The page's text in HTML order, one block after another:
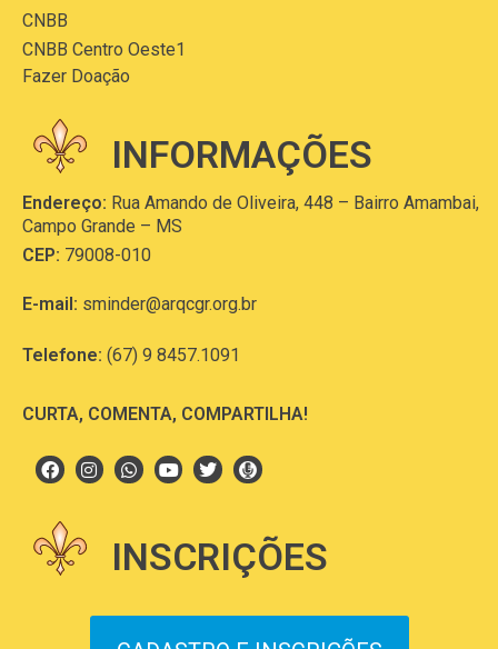
CNBB
CNBB Centro Oeste1
Fazer Doação
INFORMAÇÕES
Endereço: Rua Amando de Oliveira, 448 – Bairro Amambai,
Campo Grande – MS
CEP: 79008-010
E-mail: sminder@arqcgr.org.br
Telefone: (67) 9 8457.1091
CURTA, COMENTA, COMPARTILHA!
INSCRIÇÕES